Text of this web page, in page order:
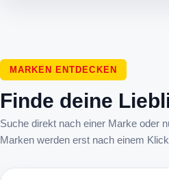
MARKEN ENTDECKEN
Finde deine
Suche direkt nach einer Marke oder
Marken werden erst nach einem